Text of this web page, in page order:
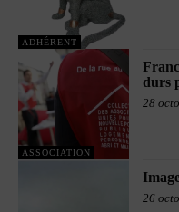
ADHÉRENT
ASSOCIATION
durs
28
26